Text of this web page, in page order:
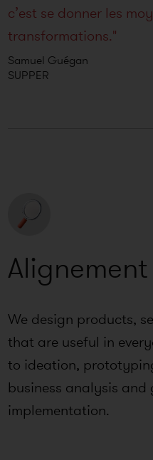
c’est se donner les
transformations."
Samuel Guégan
SUPPER
We design products,
that are useful in
to ideation,
business analysis and
implementation.